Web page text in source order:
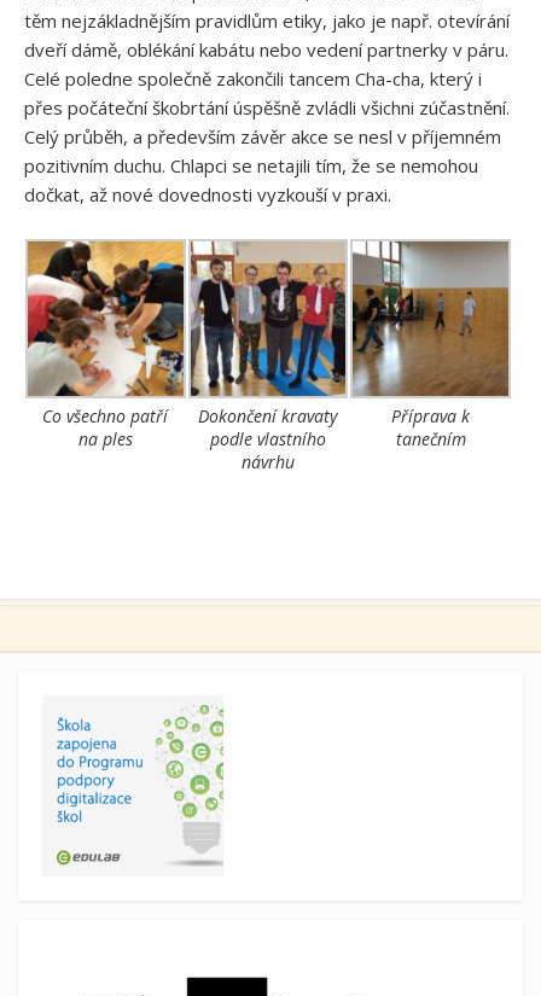
těm nejzákladnějším pravidlům etiky, jako je např. otevírání
dveří dámě, oblékání kabátu nebo vedení partnerky v páru.
Celé poledne společně zakončili tancem Cha-cha, který i
přes počáteční škobrtání úspěšně zvládli všichni zúčastnění.
Celý průběh, a především závěr akce se nesl v příjemném
pozitivním duchu. Chlapci se netajili tím, že se nemohou
dočkat, až nové dovednosti vyzkouší v praxi.
Co všechno patří
na ples
Dokončení kravaty
podle vlastního
návrhu
Příprava k
tanečním